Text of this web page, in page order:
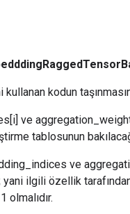
kodun
ve
tablosunun
ve
ilgili özellik
olmalıdır.